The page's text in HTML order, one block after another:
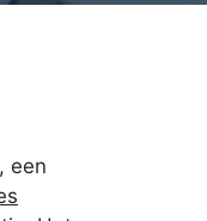
een